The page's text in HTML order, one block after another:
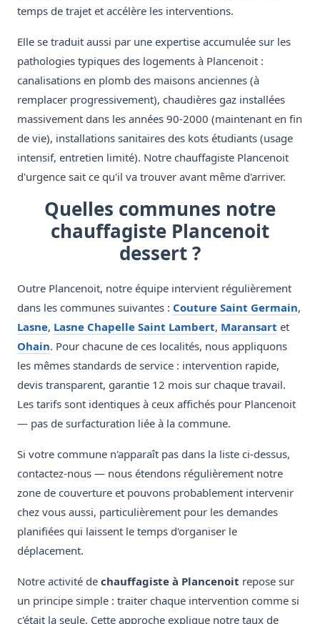
temps de trajet et accélère les interventions.
Elle se traduit aussi par une expertise accumulée sur les
pathologies typiques des logements à Plancenoit :
canalisations en plomb des maisons anciennes (à
remplacer progressivement), chaudières gaz installées
massivement dans les années 90-2000 (maintenant en fin
de vie), installations sanitaires des kots étudiants (usage
intensif, entretien limité). Notre chauffagiste Plancenoit
d'urgence sait ce qu'il va trouver avant même d'arriver.
Quelles communes notre
chauffagiste Plancenoit
dessert ?
Outre Plancenoit, notre équipe intervient régulièrement
dans les communes suivantes : Couture Saint Germain,
Lasne, Lasne Chapelle Saint Lambert, Maransart et
Ohain. Pour chacune de ces localités, nous appliquons
les mêmes standards de service : intervention rapide,
devis transparent, garantie 12 mois sur chaque travail.
Les tarifs sont identiques à ceux affichés pour Plancenoit
— pas de surfacturation liée à la commune.
Si votre commune n'apparaît pas dans la liste ci-dessus,
contactez-nous — nous étendons régulièrement notre
zone de couverture et pouvons probablement intervenir
chez vous aussi, particulièrement pour les demandes
planifiées qui laissent le temps d'organiser le
déplacement.
Notre activité de chauffagiste à Plancenoit repose sur
un principe simple : traiter chaque intervention comme si
c'était la seule. Cette approche explique notre taux de